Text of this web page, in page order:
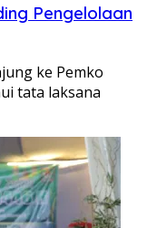
Pengelolaan
ke Pemko
tata laksana